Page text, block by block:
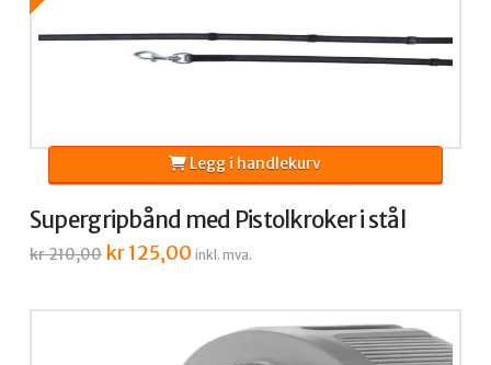
Supergripbånd med Pistolkroker i stål
kr210,00 Opprinnelig
pris
kr125,00Nåværende
pris
inkl. mva.
Legg i handlekurv